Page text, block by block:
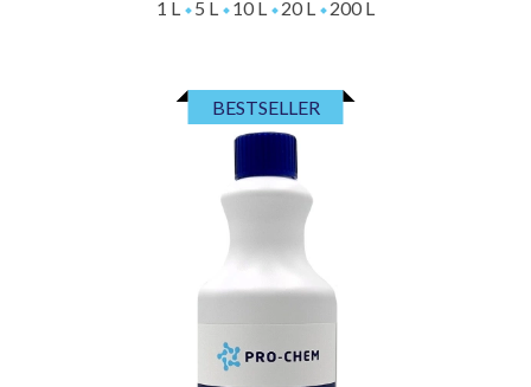
1 L 5 L 10 L 20 L 200 L
BESTSELLER